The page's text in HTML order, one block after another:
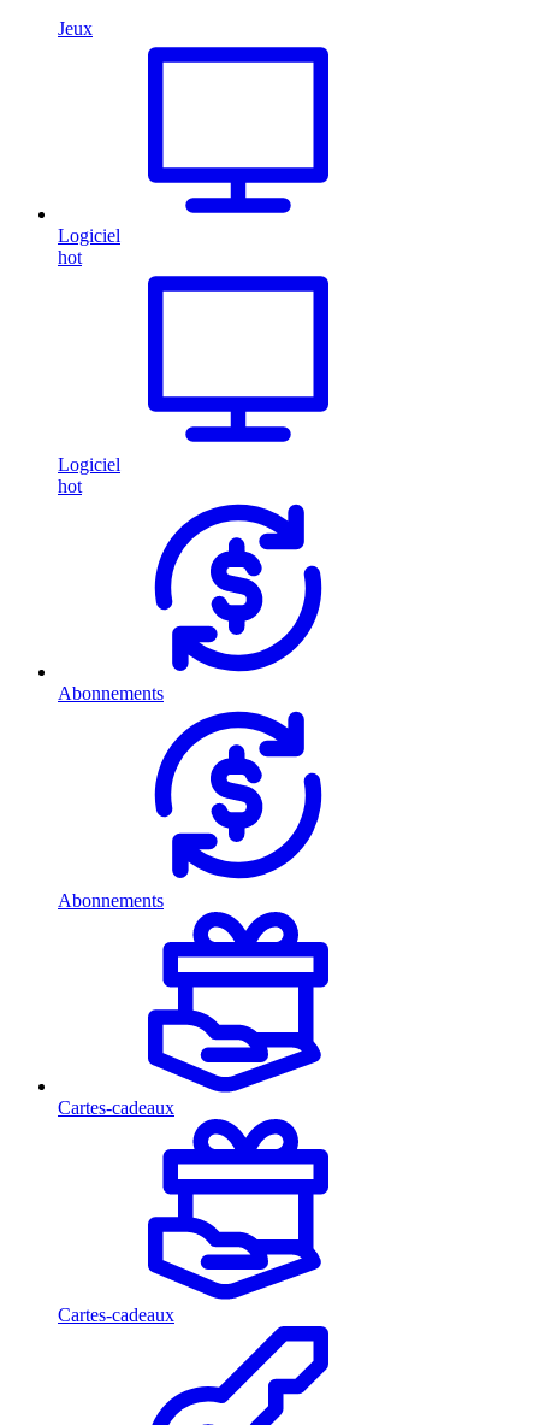
Jeux
Logiciel
hot
Logiciel
hot
Abonnements
Abonnements
Cartes-cadeaux
Cartes-cadeaux